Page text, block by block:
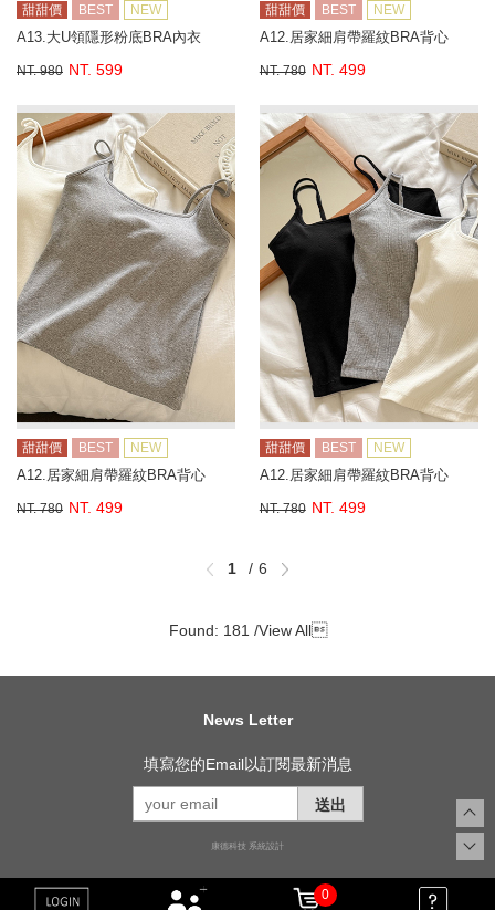
甜甜價 BEST NEW
A13.大U領隱形粉底BRA內衣
NT. 980 NT. 599
甜甜價 BEST NEW
A12.居家細肩帶羅紋BRA背心
NT. 780 NT. 499
甜甜價 BEST NEW
A12.居家細肩帶羅紋BRA背心
NT. 780 NT. 499
甜甜價 BEST NEW
A12.居家細肩帶羅紋BRA背心
NT. 780 NT. 499
1 6
Found: 181 /View All
News Letter
填寫您的Email以訂閱最新消息
送出
康德科技 系統設計
0